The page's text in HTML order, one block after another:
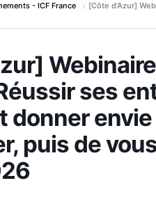
- ICF France
[Côte d’Azur]
ses
donner
puis de